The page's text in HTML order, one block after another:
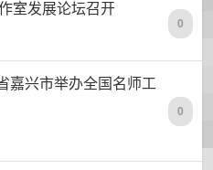
室发展论坛召开
0
嘉兴市举办全国名师工
0